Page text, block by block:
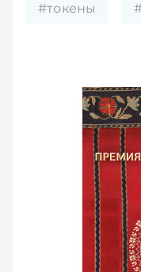
#токены